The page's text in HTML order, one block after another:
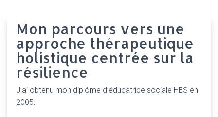
Mon parcours vers une
approche thérapeutique
holistique centrée sur la
résilience
J’ai obtenu mon diplôme d’éducatrice sociale HES en
2005.